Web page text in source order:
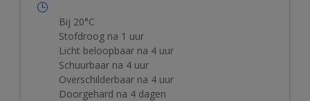
Bij 20°C
Stofdroog na 1 uur
Licht beloopbaar na 4 uur
Schuurbaar na 4 uur
Overschilderbaar na 4 uur
Doorgehard na 4 dagen